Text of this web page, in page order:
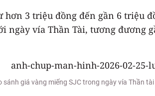
3 triệu đồng đến gần 6 triệu
ngày vía Thần Tài, tương đương
sánh giá vàng miếng SJC trong ngày vía Thần